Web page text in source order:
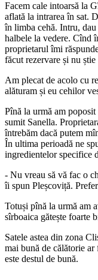
Facem cale intoarsă la
aflată la intrarea în sat.
în limba cehă. Intru,
halbele la vedere. Cînd
proprietarul îmi
făcut rezervare și nu știe
Am plecat de acolo cu
alăturam și eu cehilor
Pînă la urmă am
sumit Sanella.
întrebăm dacă putem
În ultima perioadă ne
ingredientelor specifice
- Nu vreau să vă fac o
îi spun Pleșcoviță.
Totuși pînă la urmă am
sîrboaica gătește foarte
Satele astea din zona
mai bună de călătorie
este destul de bună.